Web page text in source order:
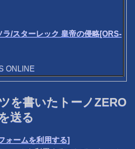
ラ/スターレック 皇帝の侵略[ORS-
ONLINE
を書いたトーノZERO
送る
ォームを利用する]